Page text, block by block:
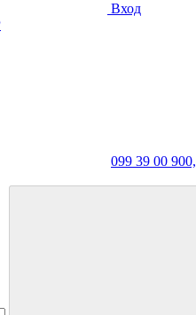
Вход
099 39 00 900,